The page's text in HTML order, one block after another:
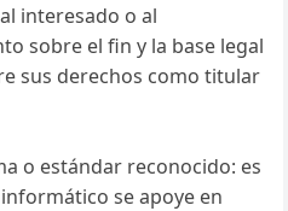
interesado o al
sobre el fin y la base legal
sus derechos como titular
o estándar reconocido: es
se apoye en